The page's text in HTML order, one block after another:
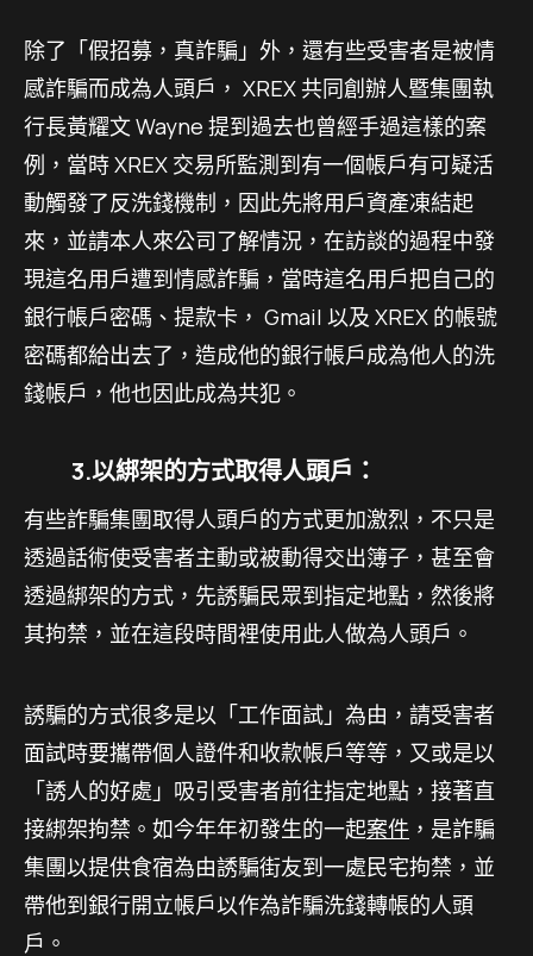
除了「假招募，真詐騙」外，還有些受害者是被情
感詐騙而成為人頭戶， XREX 共同創辦人暨集團執
行長黃耀文 Wayne 提到過去也曾經手過這樣的案
例，當時 XREX 交易所監測到有一個帳戶有可疑活
動觸發了反洗錢機制，因此先將用戶資產凍結起
來，並請本人來公司了解情況，在訪談的過程中發
現這名用戶遭到情感詐騙，當時這名用戶把自己的
銀行帳戶密碼、提款卡， Gmail 以及 XREX 的帳號
密碼都給出去了，造成他的銀行帳戶成為他人的洗
錢帳戶，他也因此成為共犯。
3.以綁架的方式取得人頭戶：
有些詐騙集團取得人頭戶的方式更加激烈，不只是
透過話術使受害者主動或被動得交出簿子，甚至會
透過綁架的方式，先誘騙民眾到指定地點，然後將
其拘禁，並在這段時間裡使用此人做為人頭戶。
誘騙的方式很多是以「工作面試」為由，請受害者
面試時要攜帶個人證件和收款帳戶等等，又或是以
「誘人的好處」吸引受害者前往指定地點，接著直
接綁架拘禁。如今年年初發生的一起案件 ，是詐騙
集團以提供食宿為由誘騙街友到一處民宅拘禁，並
帶他到銀行開立帳戶以作為詐騙洗錢轉帳的人頭
戶。